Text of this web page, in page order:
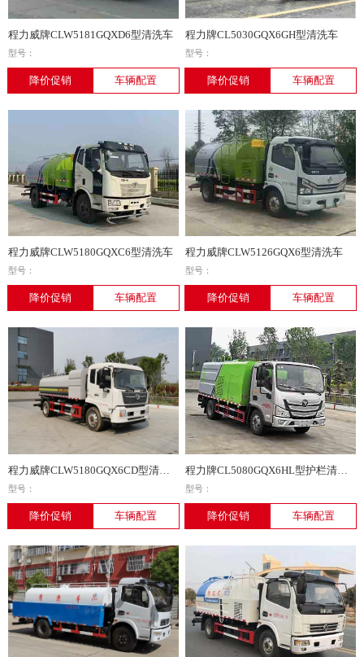
程力威牌CLW5181GQXD6型清洗车
型号：
降价促销 车辆配置
程力牌CL5030GQX6GH型清洗车
型号：
降价促销 车辆配置
程力威牌CLW5180GQXC6型清洗车
型号：
降价促销 车辆配置
程力威牌CLW5126GQX6型清洗车
型号：
降价促销 车辆配置
程力威牌CLW5180GQX6CD型清洗车
型号：
降价促销 车辆配置
型号：
降价促销 车辆配置